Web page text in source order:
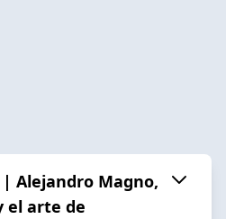
| Alejandro Magno,
el arte de